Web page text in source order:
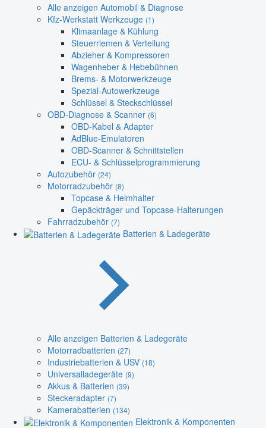
Alle anzeigen Automobil & Diagnose
Kfz-Werkstatt Werkzeuge (1)
Klimaanlage & Kühlung
Steuerriemen & Verteilung
Abzieher & Kompressoren
Wagenheber & Hebebühnen
Brems- & Motorwerkzeuge
Spezial-Autowerkzeuge
Schlüssel & Steckschlüssel
OBD-Diagnose & Scanner (6)
OBD-Kabel & Adapter
AdBlue-Emulatoren
OBD-Scanner & Schnittstellen
ECU- & Schlüsselprogrammierung
Autozubehör (24)
Motorradzubehör (8)
Topcase & Helmhalter
Gepäckträger und Topcase-Halterungen
Fahrradzubehör (7)
Batterien & Ladegeräte
Alle anzeigen Batterien & Ladegeräte
Motorradbatterien (27)
Industriebatterien & USV (18)
Universalladegeräte (9)
Akkus & Batterien (39)
Steckeradapter (7)
Kamerabatterien (134)
Elektronik & Komponenten